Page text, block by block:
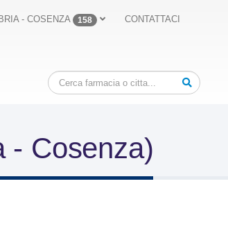
- COSENZA 158 CONTATTACI
- Cosenza)